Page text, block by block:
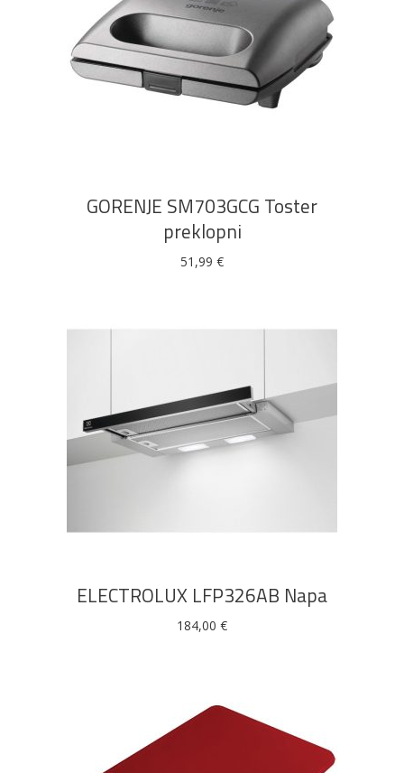
DODAJ U KOŠARICU
GORENJE SM703GCG Toster
preklopni
51,99 €
ELECTROLUX LFP326AB Napa
184,00 €